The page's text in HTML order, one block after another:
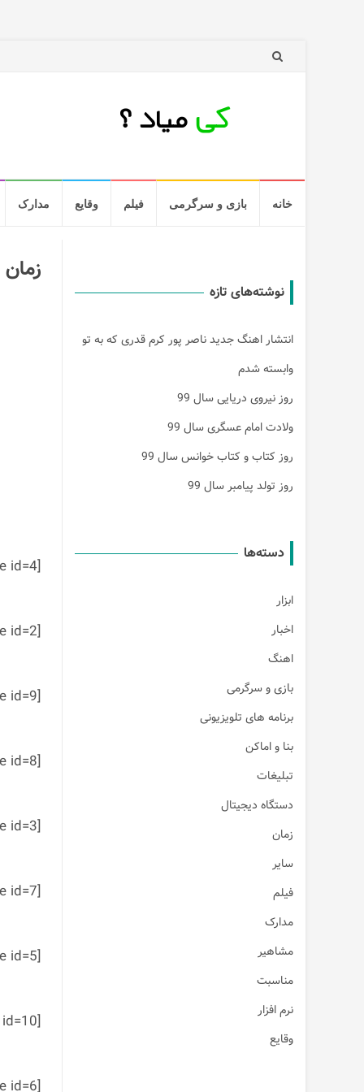
کردن
مطلب
خانه بازی و سرگرمی فیلم وقایع مدارک
[table id=4 /]
[table id=2 /]
[table id=9 /]
[table id=8 /]
[table id=3 /]
[table id=7 /]
[table id=5 /]
[table id=10 /]
[table id=6 /]
نوشته‌های تازه
انتشار اهنگ جدید ناصر پور کرم قدری که به تو
وابسته شدم
روز نیروی دریایی سال 99
ولادت امام عسگری سال 99
روز کتاب و کتاب خوانس سال 99
روز تولد پیامبر سال 99
دسته‌ها
ابزار
اخبار
اهنگ
بازی و سرگرمی
برنامه های تلویزیونی
بنا و اماکن
تبلیغات
دستگاه دیجیتال
زمان
سایر
فیلم
مدارک
مشاهیر
مناسبت
نرم افزار
وقایع